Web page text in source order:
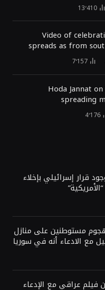
13٬410
Video of
spreads as from
7٬157
Hoda Jannat
spreading
4٬176
قرار إسرائيلي بإخلاء
مستوطنين على منازل
مع الادعاء أنه في سوريا
فيلم عراقي مع الإدعاء